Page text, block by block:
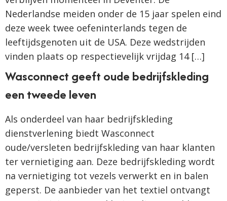
Nederlandse meiden onder de 15 jaar spelen eind
deze week twee oefeninterlands tegen de
leeftijdsgenoten uit de USA. Deze wedstrijden
vinden plaats op respectievelijk vrijdag 14 […]
Wasconnect geeft oude bedrijfskleding
een tweede leven
Als onderdeel van haar bedrijfskleding
dienstverlening biedt Wasconnect
oude/versleten bedrijfskleding van haar klanten
ter vernietiging aan. Deze bedrijfskleding wordt
na vernietiging tot vezels verwerkt en in balen
geperst. De aanbieder van het textiel ontvangt